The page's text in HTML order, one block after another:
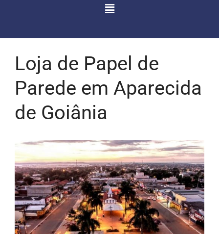
Loja de Papel de
Parede em Aparecida
de Goiânia